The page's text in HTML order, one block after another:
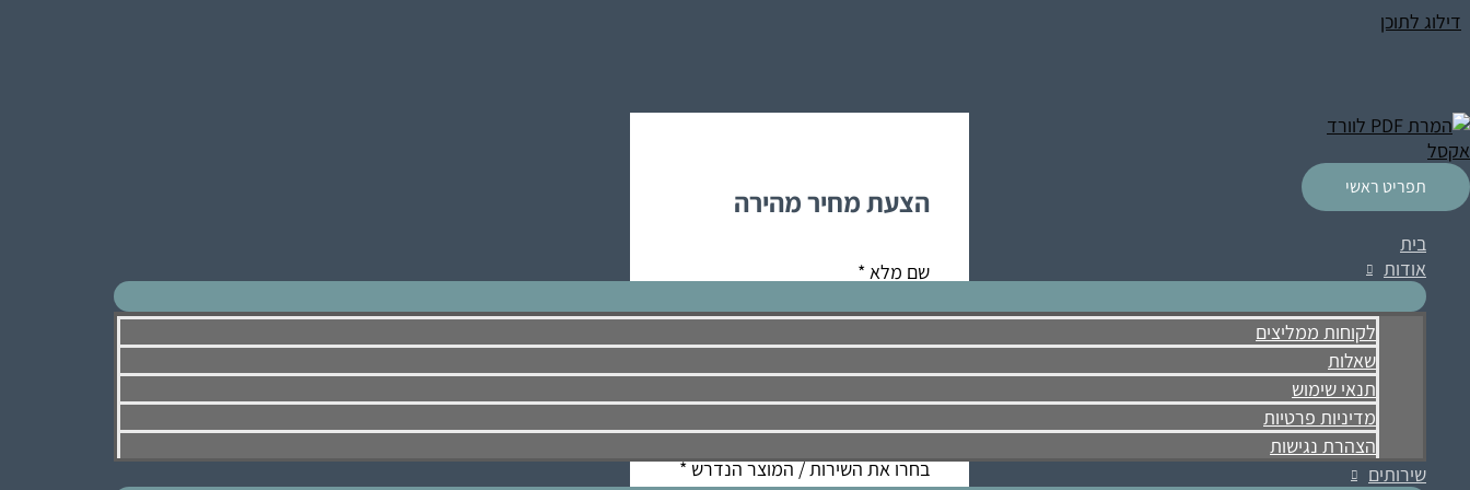
דילוג לתוכן
תפריט ראשי
בית
אודות
לקוחות ממליצים
שאלות
תנאי שימוש
מדיניות פרטיות
הצהרת נגישות
שירותים
הצעת מחיר מהירה
שם מלא *
דוא"ל*
טלפון*
בחרו את השירות / המוצר הנדרש*